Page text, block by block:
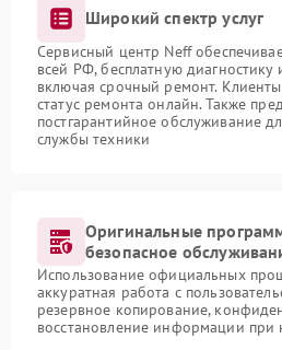
Широкий спектр услуг
Сервисный центр Neff
всей РФ, бесплатную диагностику
включая срочный ремонт.
статус ремонта онлайн. Также
постгарантийное обслуживание
службы техники
Оригинальные
безопасное
Использование официальных
аккуратная работа с
резервное копирование,
восстановление информации при